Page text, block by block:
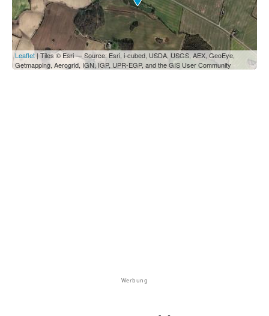
Leaflet | Tiles © Esri — Source: Esri, i-cubed, USDA, USGS, AEX, GeoEye,
Getmapping, Aerogrid, IGN, IGP, UPR-EGP, and the GIS User Community
Werbung